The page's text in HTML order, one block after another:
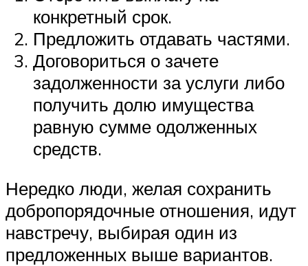
конкретный срок.
Предложить отдавать частями.
Договориться о зачете
задолженности за услуги либо
получить долю имущества
равную сумме одолженных
средств.
Нередко люди, желая сохранить
добропорядочные отношения, идут
навстречу, выбирая один из
предложенных выше вариантов.